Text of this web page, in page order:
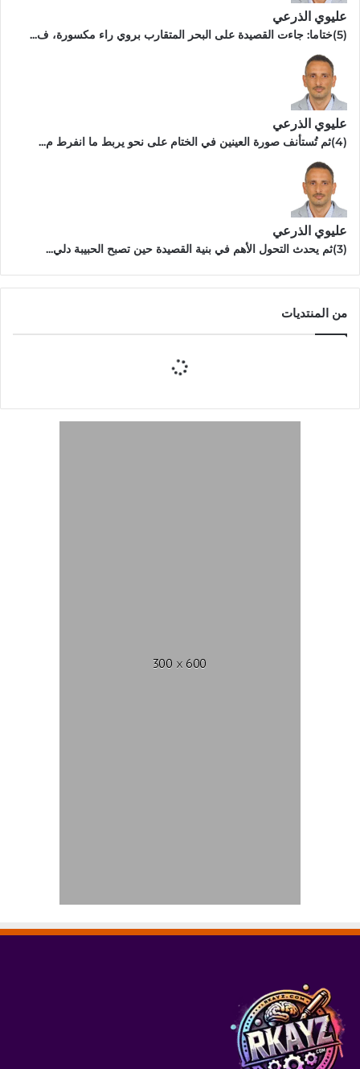
عليوي الذرعي
(5)ختاما: جاءت القصيدة على البحر المتقارب بروي راء مكسورة، ف...
عليوي الذرعي
(4)ثم تُستأنف صورة العينين في الختام على نحو يربط ما انفرط م...
عليوي الذرعي
(3)ثم يحدث التحول الأهم في بنية القصيدة حين تصبح الحبيبة دلي...
من المنتديات